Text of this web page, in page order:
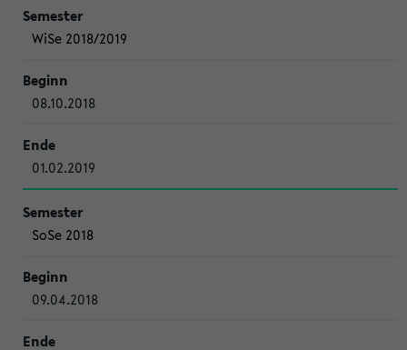
WiSe 2018/2019
08.10.2018
01.02.2019
SoSe 2018
09.04.2018